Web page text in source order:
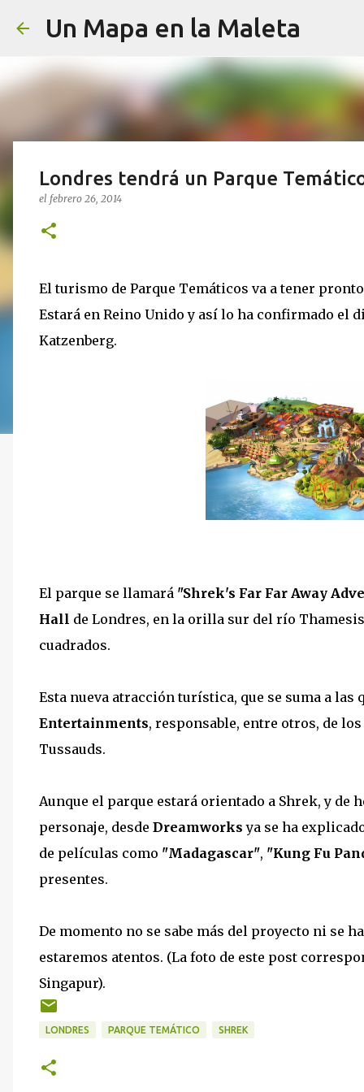
Un Mapa en la Maleta
Londres tendrá un Parque
el febrero 26, 2014
El turismo de Parque Temáticos va a tener
Estará en Reino Unido y así lo ha confirmado el
Katzenberg.
El parque se llamará "Shrek's Far Far Away
Hall de Londres, en la orilla sur del río
cuadrados.
Esta nueva atracción turística, que se suma a las
Entertainments, responsable, entre otros, de
Tussauds.
Aunque el parque estará orientado a Shrek, y de
personaje, desde Dreamworks ya se ha
de películas como "Madagascar", "Kung Fu
presentes.
De momento no se sabe más del proyecto ni se
estaremos atentos. (La foto de este post
Singapur).
LONDRES PARQUE TEMÁTICO SHREK